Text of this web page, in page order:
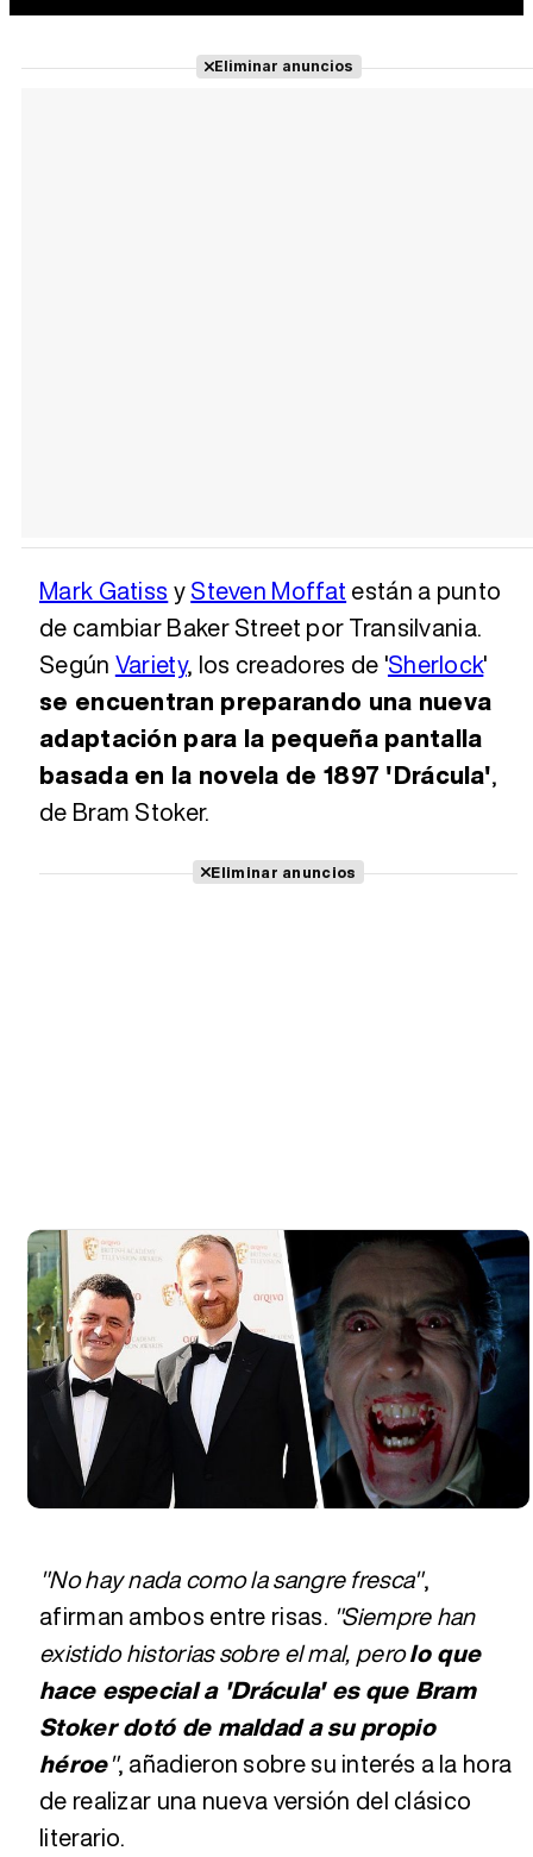
Eliminar anuncios
Mark Gatiss ySteven Moffat están a punto
de cambiar Baker Street por Transilvania.
Según Variety, los creadores de 'Sherlock'
se encuentran preparando una nueva
adaptación para la pequeña pantalla
basada en la novela de 1897 'Drácula',
de Bram Stoker.
Eliminar anuncios
"No hay nada como la sangre fresca",
afirman ambos entre risas. "Siempre han
existido historias sobre el mal, perolo que
hace especial a 'Drácula' es que Bram
Stoker dotó de maldad a su propio
héroe", añadieron sobre su interés a la hora
de realizar una nueva versión del clásico
literario.